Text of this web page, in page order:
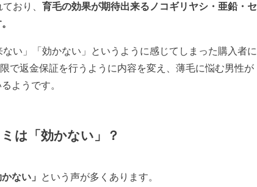
おり、 育毛の効果が期待出来るノコギリヤシ・亜鉛・セ
い」「効かない」というように感じてしまった購入者に
で返金保証を行うように内容を変え、薄毛に悩む男性が
ようです。
は「効かない」？
かない」 という声が多くあります。